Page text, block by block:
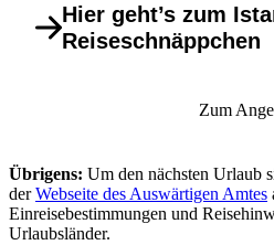
Hier geht’s zum
Reiseschnäppchen
Zum
Übrigens: Um den nächsten Urlaub
derWebseite des Auswärtigen Amtes
Einreisebestimmungen und
Urlaubsländer.